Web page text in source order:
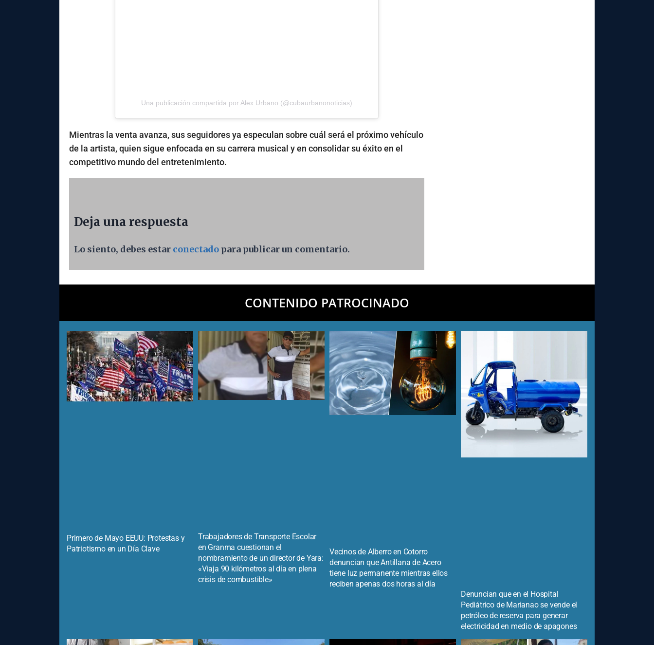
Una publicación compartida por Alex Urbano (@cubaurbanonoticias)
Mientras la venta avanza, sus seguidores ya especulan sobre cuál será el próximo vehículo
de la artista, quien sigue enfocada en su carrera musical y en consolidar su éxito en el
competitivo mundo del entretenimiento.
Deja una respuesta
Lo siento, debes estar conectado para publicar un comentario.
CONTENIDO PATROCINADO
Primero de Mayo EEUU: Protestas y
Patriotismo en un Día Clave
Trabajadores de Transporte Escolar
en Granma cuestionan el
nombramiento de un director de Yara:
«Viaja 90 kilómetros al día en plena
crisis de combustible»
Vecinos de Alberro en Cotorro
denuncian que Antillana de Acero
tiene luz permanente mientras ellos
reciben apenas dos horas al día
Denuncian que en el Hospital
Pediátrico de Marianao se vende el
petróleo de reserva para generar
electricidad en medio de apagones